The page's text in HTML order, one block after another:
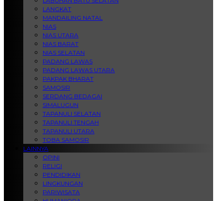
LANGKAT
MANDAILING NATAL
NIAS
NIAS UTARA
NIAS BARAT
NIAS SELATAN
PADANG LAWAS
PADANG LAWAS UTARA
PAKPAK BHARAT
SAMOSIR
SERDANG BEDAGAI
SIMALUGUN
TAPANULI SELATAN
TAPANULI TENGAH
TAPANULI UTARA
TOBA SAMOSIR
LAINNYA
OPINI
RELIGI
PENDIDIKAN
LINGKUNGAN
PARIWISATA